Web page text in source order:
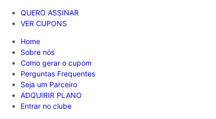
QUERO ASSINAR
VER CUPONS
Home
Sobre nós
Como gerar o cupom
Perguntas Frequentes
Seja um Parceiro
ADQUIRIR PLANO
Entrar no clube